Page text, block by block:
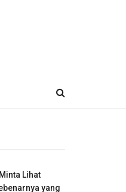
Lihat
yang